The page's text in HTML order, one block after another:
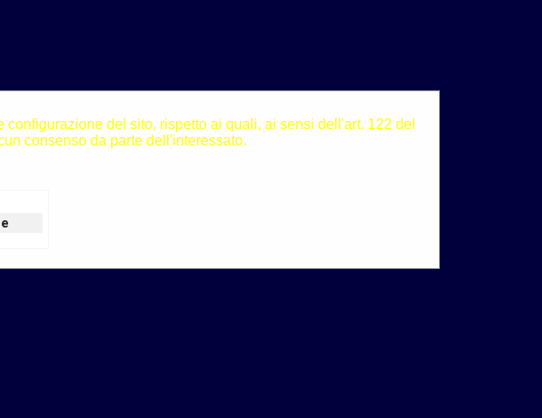
del sito, rispetto ai quali, ai sensi dell'art. 122 del
consenso da parte dell'interessato.